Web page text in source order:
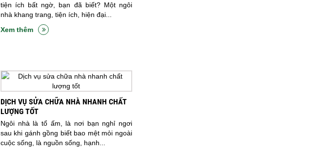
tiện ích bất ngờ, bạn đã biết? Một ngôi
nhà khang trang, tiện ích, hiện đại...
Xem thêm
DỊCH VỤ SỬA CHỮA NHÀ NHANH CHẤT
LƯỢNG TỐT
Ngôi nhà là tổ ấm, là nơi bạn nghỉ ngơi
sau khi gánh gồng biết bao mệt mỏi ngoài
cuộc sống, là nguồn sống, hạnh...